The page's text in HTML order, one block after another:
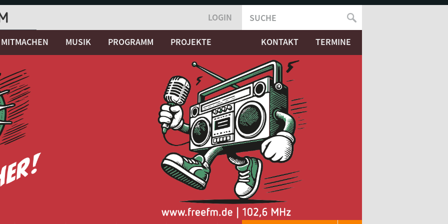
LOGIN
SUCHFORMULAR
SUCHE
MITMACHEN MUSIK PROGRAMM PROJEKTE KONTAKT TERMINE